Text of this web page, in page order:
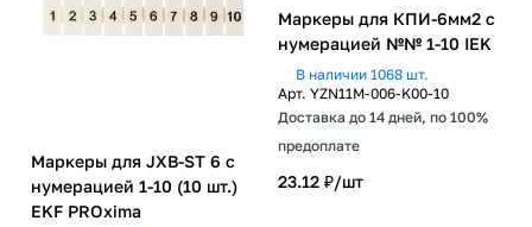
Маркеры для JXB-ST 6 с
нумерацией 1-10 (10 шт.)
EKF PROxima
Маркеры для КПИ-6мм2 с
нумерацией №№ 1-10 IEK
В наличии 1068 шт.
Арт. YZN11M-006-K00-10
Доставка до 14 дней, по 100%
предоплате
23.12 ₽/шт